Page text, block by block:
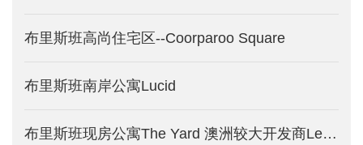
布里斯班高尚住宅区--Coorparoo Square
布里斯班南岸公寓Lucid
布里斯班现房公寓The Yard 澳洲较大开发商Lendlease打造